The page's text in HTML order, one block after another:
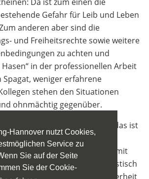
Hannover nutzt Cookies,
Service zu
Sie auf der Seite
Sie der Cookie-
Gefahr für Leib und Leben
anderen aber sind die
und Freiheitsrechte sowie weitere
zu achten und
Hasen“ in der professionellen Arbeit
Spagat, weniger erfahrene
stehen den Situationen
ohnmächtig gegenüber.
durch mehr Informationen – das ist
Broschüre: Sie will
darin unterstützen, sich mit
Verwahrlosung realistisch
und mehr Handlungssicherheit